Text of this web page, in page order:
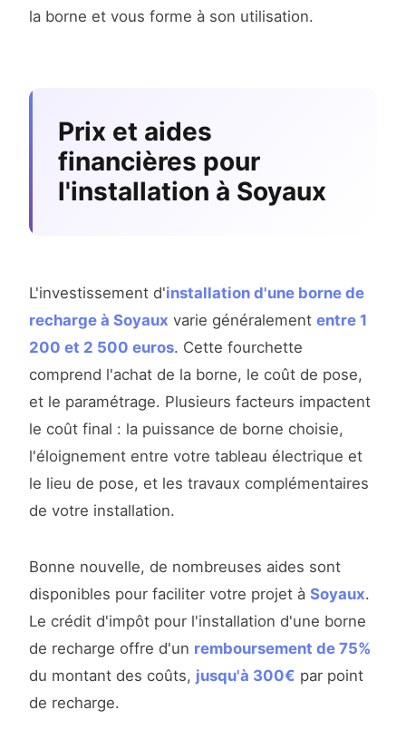
la borne et vous forme à son utilisation.
Prix et aides
financières pour
l'installation à Soyaux
L'investissement d'installation d'une borne de
recharge à Soyaux varie généralement entre 1
200 et 2 500 euros. Cette fourchette
comprend l'achat de la borne, le coût de pose,
et le paramétrage. Plusieurs facteurs impactent
le coût final : la puissance de borne choisie,
l'éloignement entre votre tableau électrique et
le lieu de pose, et les travaux complémentaires
de votre installation.
Bonne nouvelle, de nombreuses aides sont
disponibles pour faciliter votre projet à Soyaux.
Le crédit d'impôt pour l'installation d'une borne
de recharge offre d'un remboursement de 75%
du montant des coûts, jusqu'à 300€ par point
de recharge.